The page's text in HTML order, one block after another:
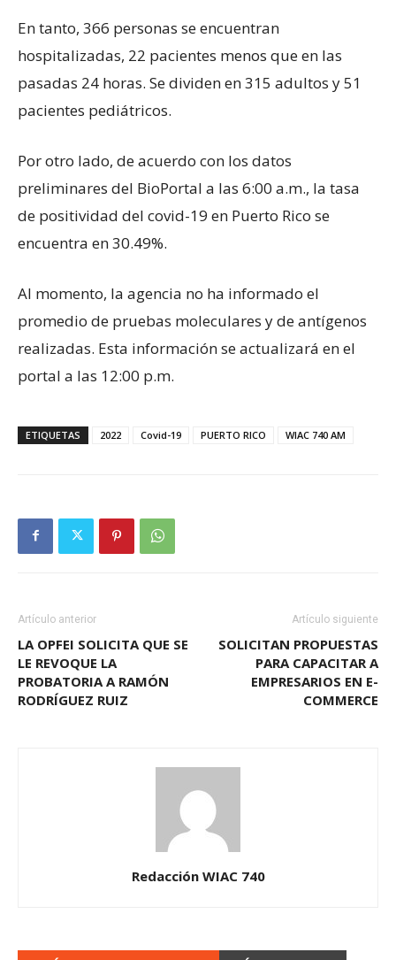
En tanto, 366 personas se encuentran
hospitalizadas, 22 pacientes menos que en las
pasadas 24 horas. Se dividen en 315 adultos y 51
pacientes pediátricos.
Por otro lado, de acuerdo con los datos
preliminares del BioPortal a las 6:00 a.m., la tasa
de positividad del covid-19 en Puerto Rico se
encuentra en 30.49%.
Al momento, la agencia no ha informado el
promedio de pruebas moleculares y de antígenos
realizadas. Esta información se actualizará en el
portal a las 12:00 p.m.
ETIQUETAS 2022 Covid-19 PUERTO RICO WIAC 740 AM
Artículo anterior
LA OPFEI SOLICITA QUE SE
LE REVOQUE LA
PROBATORIA A RAMÓN
RODRÍGUEZ RUIZ
Artículo siguiente
SOLICITAN PROPUESTAS
PARA CAPACITAR A
EMPRESARIOS EN E-
COMMERCE
Redacción WIAC 740